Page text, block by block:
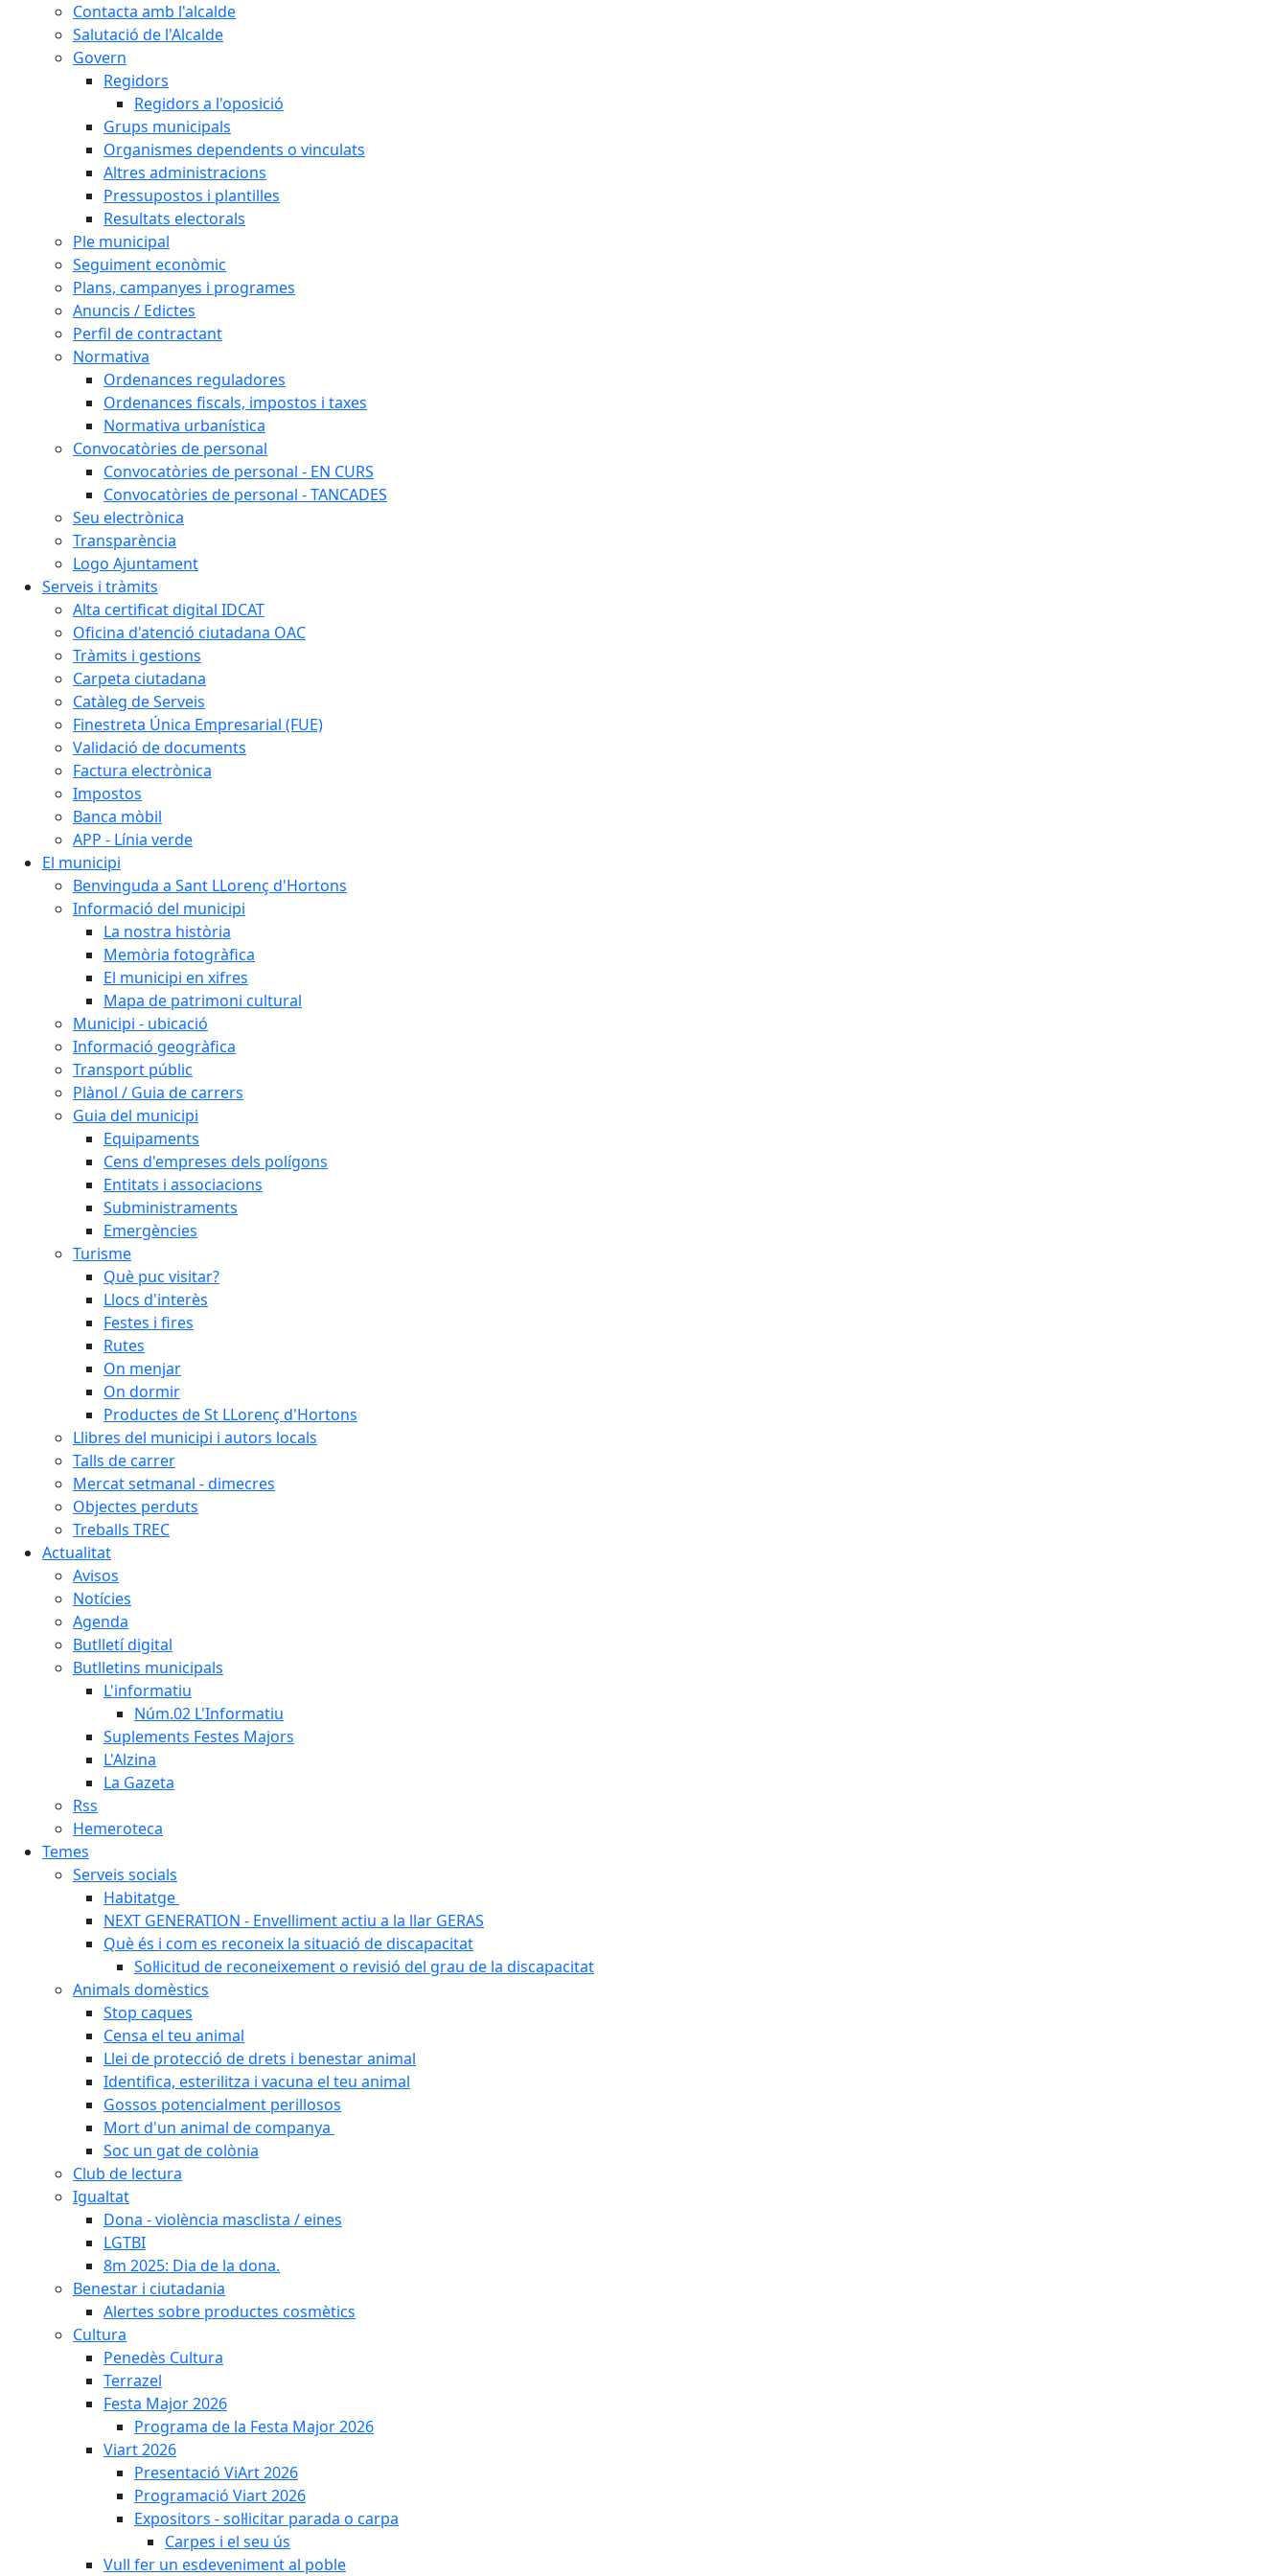
Contacta amb l'alcalde
Salutació de l'Alcalde
Govern
Regidors
Regidors a l'oposició
Grups municipals
Organismes dependents o vinculats
Altres administracions
Pressupostos i plantilles
Resultats electorals
Ple municipal
Seguiment econòmic
Plans, campanyes i programes
Anuncis / Edictes
Perfil de contractant
Normativa
Ordenances reguladores
Ordenances fiscals, impostos i taxes
Normativa urbanística
Convocatòries de personal
Convocatòries de personal - EN CURS
Convocatòries de personal - TANCADES
Seu electrònica
Transparència
Logo Ajuntament
Serveis i tràmits
Alta certificat digital IDCAT
Oficina d'atenció ciutadana OAC
Tràmits i gestions
Carpeta ciutadana
Catàleg de Serveis
Finestreta Única Empresarial (FUE)
Validació de documents
Factura electrònica
Impostos
Banca mòbil
APP - Línia verde
El municipi
Benvinguda a Sant LLorenç d'Hortons
Informació del municipi
La nostra història
Memòria fotogràfica
El municipi en xifres
Mapa de patrimoni cultural
Municipi - ubicació
Informació geogràfica
Transport públic
Plànol / Guia de carrers
Guia del municipi
Equipaments
Cens d'empreses dels polígons
Entitats i associacions
Subministraments
Emergències
Turisme
Què puc visitar?
Llocs d'interès
Festes i fires
Rutes
On menjar
On dormir
Productes de St LLorenç d'Hortons
Llibres del municipi i autors locals
Talls de carrer
Mercat setmanal - dimecres
Objectes perduts
Treballs TREC
Actualitat
Avisos
Notícies
Agenda
Butlletí digital
Butlletins municipals
L'informatiu
Núm.02 L'Informatiu
Suplements Festes Majors
L'Alzina
La Gazeta
Rss
Hemeroteca
Temes
Serveis socials
Habitatge
NEXT GENERATION - Envelliment actiu a la llar GERAS
Què és i com es reconeix la situació de discapacitat
Sol·licitud de reconeixement o revisió del grau de la discapacitat
Animals domèstics
Stop caques
Censa el teu animal
Llei de protecció de drets i benestar animal
Identifica, esterilitza i vacuna el teu animal
Gossos potencialment perillosos
Mort d'un animal de companya
Soc un gat de colònia
Club de lectura
Igualtat
Dona - violència masclista / eines
LGTBI
8m 2025: Dia de la dona.
Benestar i ciutadania
Alertes sobre productes cosmètics
Cultura
Penedès Cultura
Terrazel
Festa Major 2026
Programa de la Festa Major 2026
Viart 2026
Presentació ViArt 2026
Programació Viart 2026
Expositors - sol·licitar parada o carpa
Carpes i el seu ús
Vull fer un esdeveniment al poble